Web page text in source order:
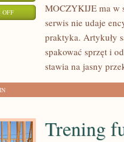
OFFON
GOTOWANIE
MOCZYKIJE ma w
serwis nie udaje
praktyka. Artykuły
spakować sprzęt i
stawia na jasny
Trening